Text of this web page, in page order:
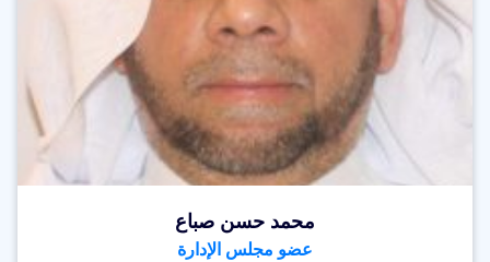
محمد حسن صباع
عضو مجلس الإدارة